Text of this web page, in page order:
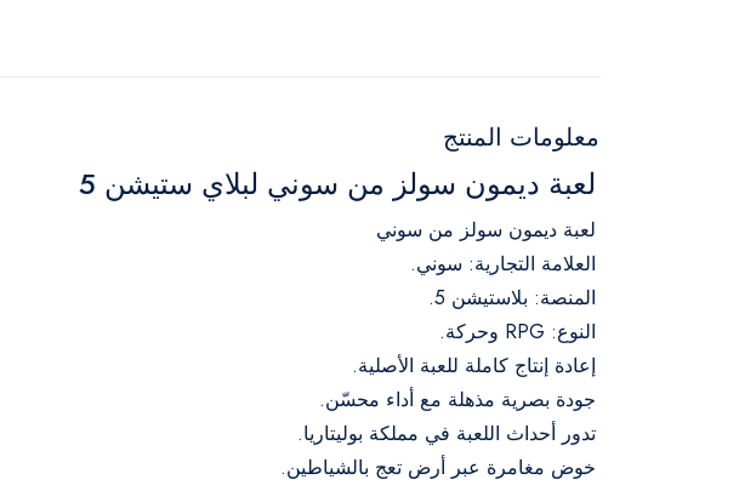
معلومات المنتج
لعبة ديمون سولز من سوني لبلاي ستيشن 5
لعبة ديمون سولز من سوني
العلامة التجارية: سوني.
المنصة: بلاستيشن 5.
النوع: RPG وحركة.
إعادة إنتاج كاملة للعبة الأصلية.
جودة بصرية مذهلة مع أداء محسّن.
تدور أحداث اللعبة في مملكة بوليتاريا.
خوض مغامرة عبر أرض تعج بالشياطين.